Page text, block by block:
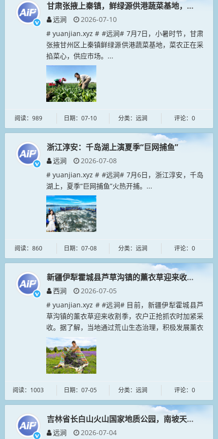
甘肃张掖上秦镇，鲜绿源供港蔬菜基地，菜农正
远涧
2026-07-10
# yuanjian.xyz # #远涧# 7月7日，小暑时节，甘肃
张掖甘州区上秦镇鲜绿源供港蔬菜基地，菜农正在采
掐菜心，供应市场。...
阅读：989 日期：07-10 分类：远涧 评论：0
浙江淳安：千岛湖上演夏季“巨网捕鱼”
远涧
2026-07-08
# yuanjian.xyz # #远涧# 7月6日，浙江淳安，千岛
湖上，夏季“巨网捕鱼”火热开捕。...
阅读：860 日期：07-08 分类：远涧 评论：0
新疆伊犁霍城县芦草沟镇的薰衣草迎来收割季
西涧
2026-07-05
# yuanjian.xyz # #远涧# 目前，新疆伊犁霍城县芦
草沟镇的薰衣草迎来收割季，农户正抢抓农时加紧采
收。据了解，当地通过荒山生态治理，积极发展薰衣
草种植，既带动了文旅产业发展，也增加了农户收
入。...
阅读：1003 日期：07-05 分类：远涧 评论：0
吉林省长白山火山国家地质公园，南坡天池云雾
远涧
2026-07-04